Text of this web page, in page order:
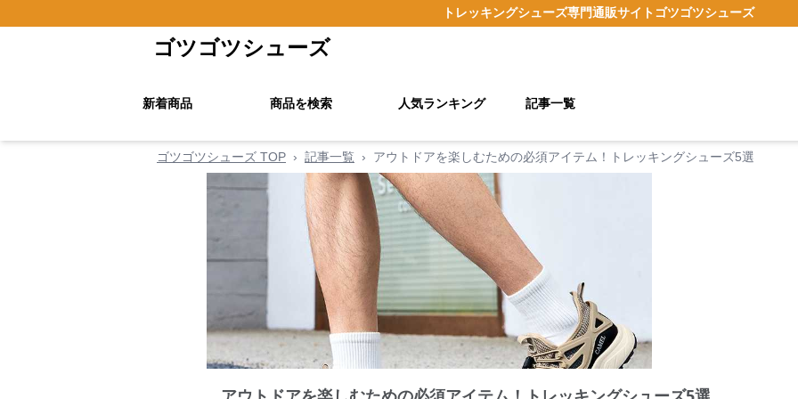
トレッキングシューズ専門通販サイト ゴツゴツシューズ
ゴツゴツシューズ
新着商品 商品を検索 人気ランキング 記事一覧
ゴツゴツシューズ TOP › 記事一覧 › アウトドアを楽しむための必須アイテム！トレッキングシューズ5選